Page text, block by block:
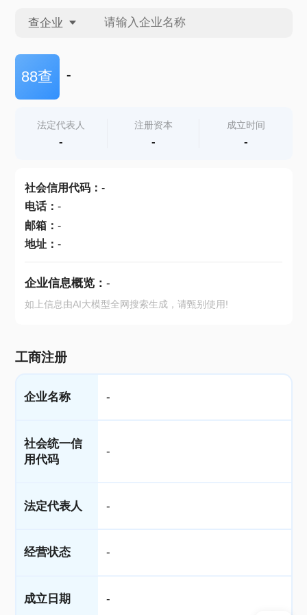
查企业
查企业
查产地
88查 -
法定代表人
-
注册资本
-
成立时间
-
社会信用代码： -
电话： -
邮箱： -
地址： -
企业信息概览： -
如上信息由AI大模型全网搜索生成，请甄别使用!
工商注册
企业名称 -
社会统一信
用代码
-
法定代表人 -
经营状态 -
成立日期 -